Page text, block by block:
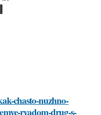
chasto-nuzhno-
ryadom-drug-s-